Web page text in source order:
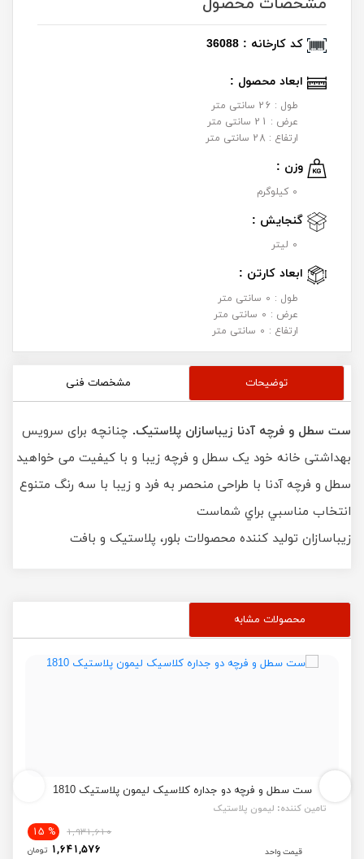
کد کارخانه : 36088
ابعاد محصول :
طول : 26 سانتی متر
عرض : 21 سانتی متر
ارتفاع : 28 سانتی متر
وزن :
0 کیلوگرم
گنجایش :
0 لیتر
ابعاد کارتن :
طول : 0 سانتی متر
عرض : 0 سانتی متر
ارتفاع : 0 سانتی متر
توضیحات مشخصات فنی
ست سطل و فرچه آدنا زیباسازان پلاستیک. چنانچه برای سرویس
بهداشتی خانه خود یک سطل و فرچه زیبا و با کیفیت می خواهید
سطل و فرچه آدنا با طراحی منحصر به فرد و زیبا با سه رنگ متنوع
انتخاب مناسبي براي شماست
زیباسازان تولید کننده محصولات بلور، پلاستیک و بافت
محصولات مشابه
ست سطل و فرچه دو جداره کلاسیک لیمون پلاستیک 1810
تامین کننده: لیمون پلاستیک
قیمت واحد
1,931,610
% 15
1,641,576 تومان